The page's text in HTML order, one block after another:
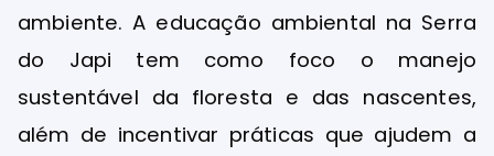
ambiente. A educação ambiental na Serra
do Japi tem como foco o manejo
sustentável da floresta e das nascentes,
além de incentivar práticas que ajudem a